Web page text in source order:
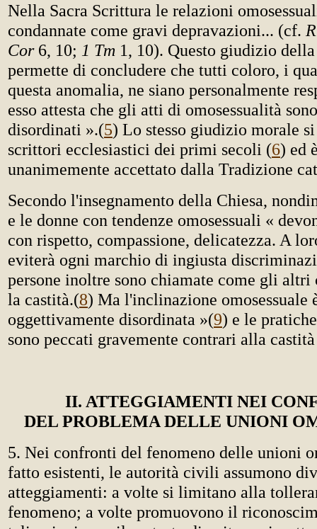
Nella Sacra Scrittura le relazioni
condannate come gravi depravazioni... (cf.
Cor6, 10; 1 Tm 1, 10). Questo giudizio
permette di concludere che tutti coloro, i
questa anomalia, ne siano personalmente
esso attesta che gli atti di omosessualità
disordinati ».(5) Lo stesso giudizio morale
scrittori ecclesiastici dei primi secoli (6) ed
unanimemente accettato dalla Tradizione
Secondo l'insegnamento della Chiesa,
e le donne con tendenze omosessuali «
con rispetto, compassione, delicatezza. A
eviterà ogni marchio di ingiusta
persone inoltre sono chiamate come gli
la castità.(8) Ma l'inclinazione omosessuale
oggettivamente disordinata »(9) e le
sono peccati gravemente contrari alla
II. ATTEGGIAMENTI NEI
DEL PROBLEMA DELLE UNIONI
5. Nei confronti del fenomeno delle unioni
fatto esistenti, le autorità civili assumono
atteggiamenti: a volte si limitano alla
fenomeno; a volte promuovono il